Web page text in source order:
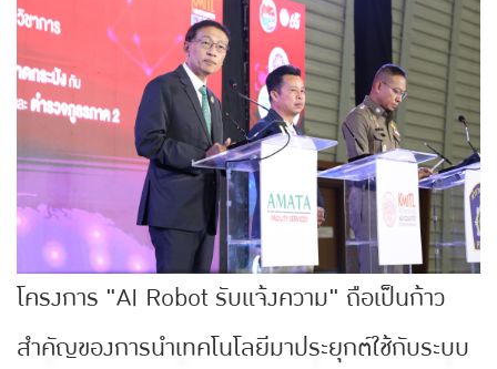
โครงการ "AI Robot รับแจ้งความ" ถือเป็นก้าว
สำคัญของการนำเทคโนโลยีมาประยุกต์ใช้กับระบบ